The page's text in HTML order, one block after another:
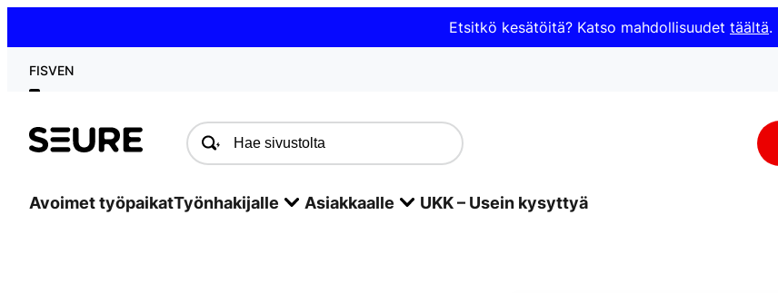
sisältöön
Etsitkö kesätöitä? Katso mahdollisuudet täältä.
FISVEN
Seure
Avoimet työpaikatTyönhakijalle Asiakkaalle UKK – Usein kysyttyä